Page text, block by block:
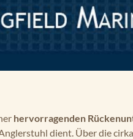
hervorragenden
dient. Über die